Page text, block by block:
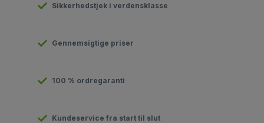
Sikkerhedstjek i verdensklasse
Gennemsigtige priser
100 % ordregaranti
Kundeservice fra start til slut